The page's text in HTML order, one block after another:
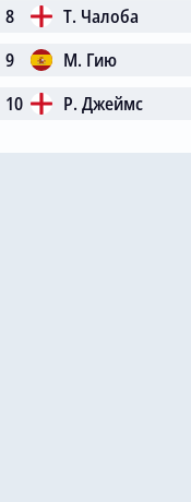
8 Т. Чалоба
9 М. Гию
10 Р. Джеймс